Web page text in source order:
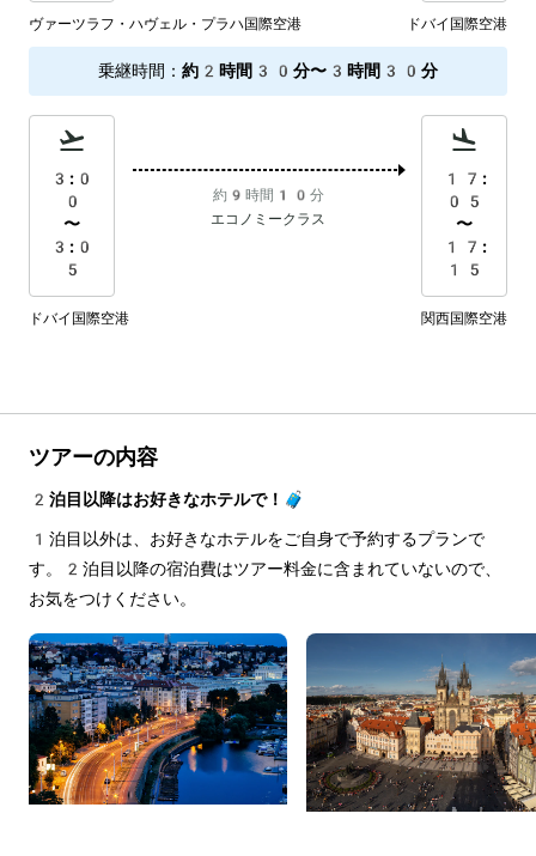
ヴァーツラフ・ハヴェル・プラハ国際空港 ドバイ国際空港
乗継時間 ： 約2時間30分〜3時間30分
3:0
0
〜
3:0
5
約9時間10分
エコノミークラス
17:
05
〜
17:
15
ドバイ国際空港 関西国際空港
ツアーの内容
2泊目以降はお好きなホテルで！🧳
1泊目以外は、お好きなホテルをご自身で予約するプランで
す。2泊目以降の宿泊費はツアー料金に含まれていないので、
お気をつけください。